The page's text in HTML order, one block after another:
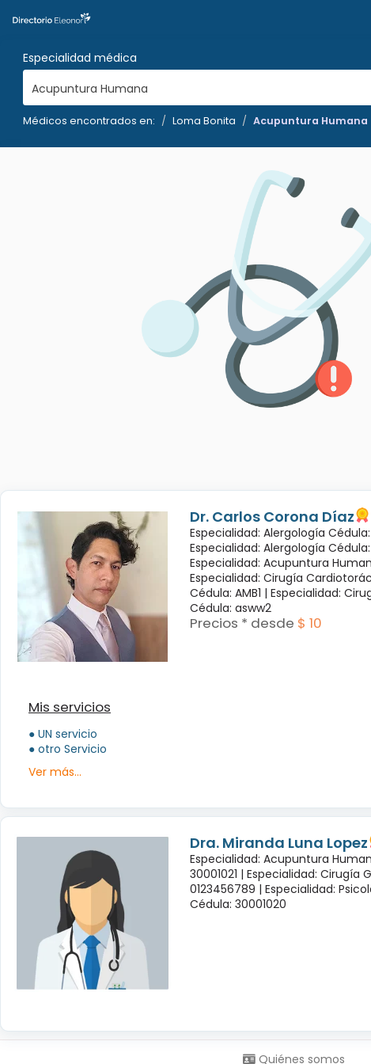
Especialidad médica
Acupuntura Humana
Médicos encontrados en: Loma Bonita Acupuntura Humana
Dr. Carlos Corona Díaz
Especialidad: Alergología
Especialidad: Alergología Cédula:
Especialidad: Acupuntura
Especialidad: Cirugía
Cédula: AMB1 | Especialidad:
Cédula: asww2
Precios * desde $ 10
Mis servicios
● UN servicio
● otro Servicio
Ver más...
Dra. Miranda Luna Lopez
Especialidad: Acupuntura
30001021 | Especialidad: Cirugía
0123456789 | Especialidad:
Cédula: 30001020
Quiénes somos